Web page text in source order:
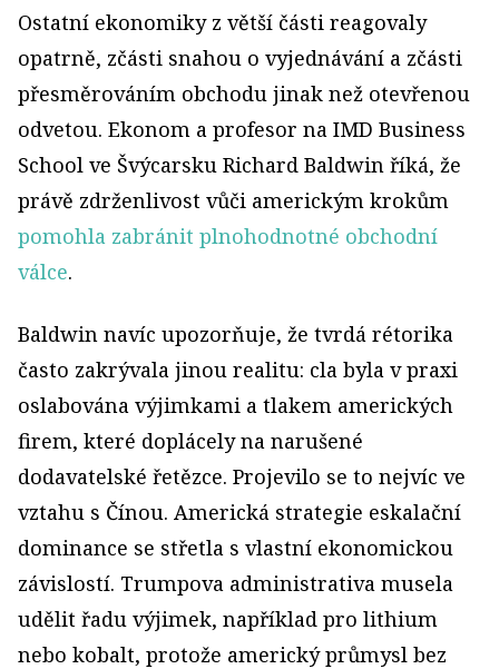
Ostatní ekonomiky z větší části reagovaly
opatrně, zčásti snahou o vyjednávání a zčásti
přesměrováním obchodu jinak než otevřenou
odvetou. Ekonom a profesor na IMD Business
School ve Švýcarsku Richard Baldwin říká, že
právě zdrženlivost vůči americkým krokům
pomohla zabránit plnohodnotné obchodní
válce.
Baldwin navíc upozorňuje, že tvrdá rétorika
často zakrývala jinou realitu: cla byla v praxi
oslabována výjimkami a tlakem amerických
firem, které doplácely na narušené
dodavatelské řetězce. Projevilo se to nejvíc ve
vztahu s Čínou. Americká strategie eskalační
dominance se střetla s vlastní ekonomickou
závislostí. Trumpova administrativa musela
udělit řadu výjimek, například pro lithium
nebo kobalt, protože americký průmysl bez